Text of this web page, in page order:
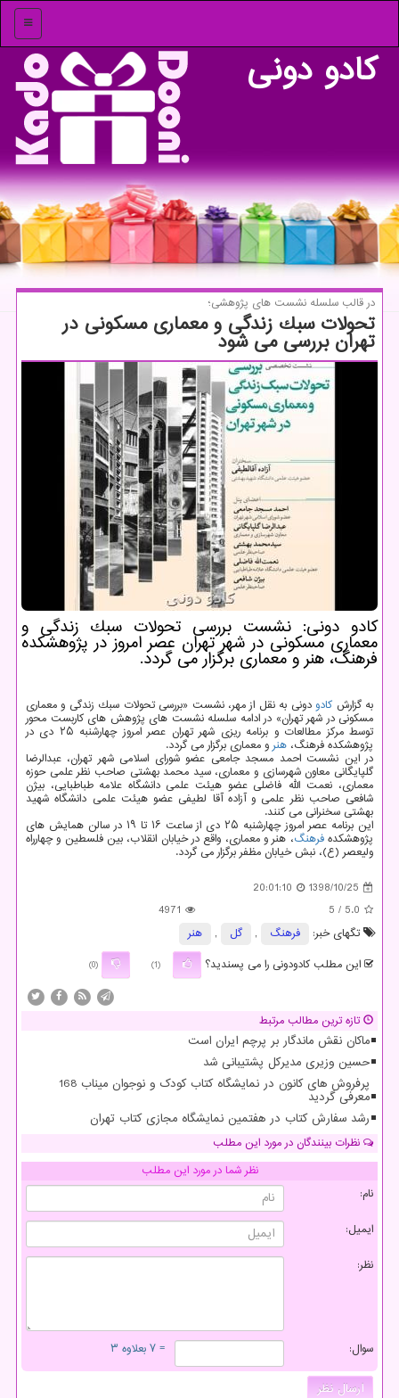
منو
كادو دونی
در قالب سلسله نشست های پژوهشی؛
تحولات سبك زندگی و معماری مسكونی در
تهران بررسی می شود
كادو دونی: نشست بررسی تحولات سبك زندگی و
معماری مسكونی در شهر تهران عصر امروز در پژوهشكده
فرهنگ، هنر و معماری برگزار می گردد.
به گزارش كادودونی به نقل از مهر، نشست «بررسی تحولات سبك زندگی و معماری
مسكونی در شهر تهران» در ادامه سلسله نشست های پژوهش های كاربست محور
توسط مركز مطالعات و برنامه ریزی شهر تهران عصر امروز چهارشنبه ۲۵ دی در
پژوهشكده فرهنگ، هنرو معماری برگزار می گردد.
در این نشست احمد مسجد جامعی عضو شورای اسلامی شهر تهران، عبدالرضا
گلپایگانی معاون شهرسازی و معماری، سید محمد بهشتی صاحب نظر علمی حوزه
معماری، نعمت الله فاضلی عضو هیئت علمی دانشگاه علامه طباطبایی، بیژن
شافعی صاحب نظر علمی و آزاده آقا لطیفی عضو هیئت علمی دانشگاه شهید
بهشتی سخنرانی می كنند.
این برنامه عصر امروز چهارشنبه ۲۵ دی از ساعت ۱۶ تا ۱۹ در سالن همایش های
پژوهشكدهفرهنگ، هنر و معماری، واقع در خیابان انقلاب، بین فلسطین و چهارراه
ولیعصر (ع)، نبش خیابان مظفر برگزار می گردد.
1398/10/25
20:01:10
5.0
/ 5
4971
تگهای خبر:
فرهنگ , گل ,
هنر
این مطلب کادودونی را می پسندید؟
(1)
(0)
تازه ترین مطالب مرتبط
ماکان نقش ماندگار بر پرچم ایران است
حسین وزیری مدیرکل پشتیبانی شد
پرفروش های کانون در نمایشگاه کتاب کودک و نوجوان میناب 168
معرفی گردید
رشد سفارش کتاب در هفتمین نمایشگاه مجازی کتاب تهران
نظرات بینندگان در مورد این مطلب
نظر شما در مورد این مطلب
نام:
ایمیل:
نظر:
سوال: = ۷ بعلاوه ۳